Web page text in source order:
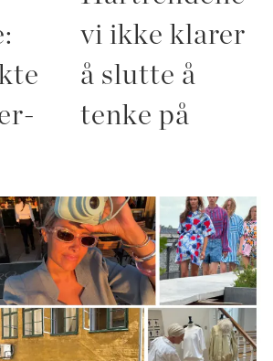
vi ikke klarer
å slutte å
tenke på